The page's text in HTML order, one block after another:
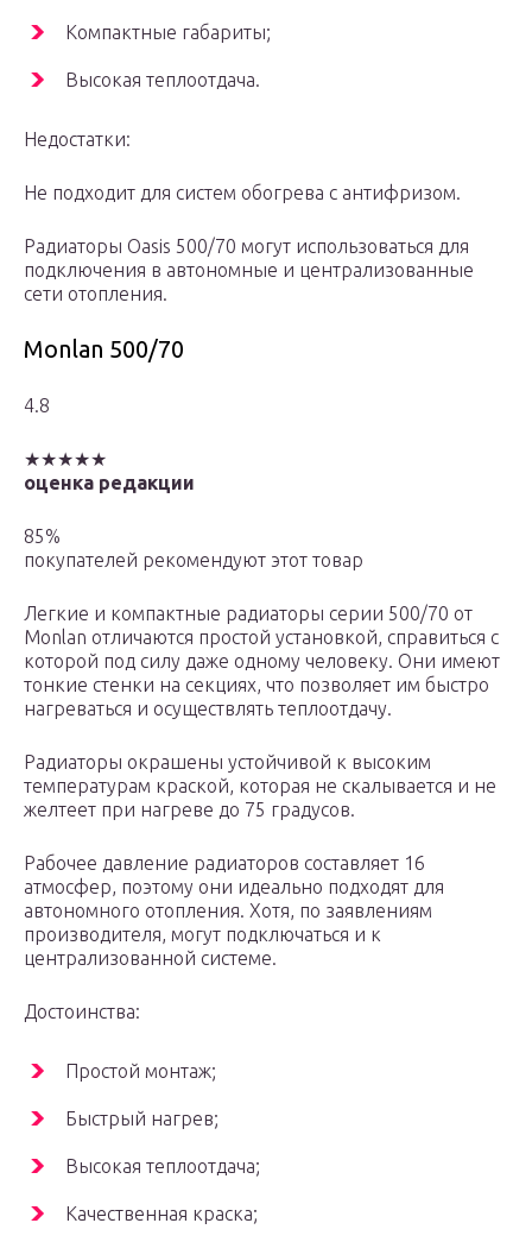
Компактные габариты;
Высокая теплоотдача.
Недостатки:
Не подходит для систем обогрева с антифризом.
Радиаторы Oasis 500/70 могут использоваться для
подключения в автономные и централизованные
сети отопления.
Monlan 500/70
4.8
★★★★★
оценка редакции
85%
покупателей рекомендуют этот товар
Легкие и компактные радиаторы серии 500/70 от
Monlan отличаются простой установкой, справиться с
которой под силу даже одному человеку. Они имеют
тонкие стенки на секциях, что позволяет им быстро
нагреваться и осуществлять теплоотдачу.
Радиаторы окрашены устойчивой к высоким
температурам краской, которая не скалывается и не
желтеет при нагреве до 75 градусов.
Рабочее давление радиаторов составляет 16
атмосфер, поэтому они идеально подходят для
автономного отопления. Хотя, по заявлениям
производителя, могут подключаться и к
централизованной системе.
Достоинства:
Простой монтаж;
Быстрый нагрев;
Высокая теплоотдача;
Качественная краска;